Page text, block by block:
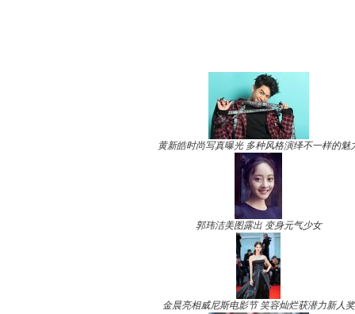
黄新皓时尚写真曝光 多种风格演绎不一样的魅
郭玮洁美图露出 变身元气少女
金晨亮相威尼斯电影节 笑容灿烂获潜力新人奖